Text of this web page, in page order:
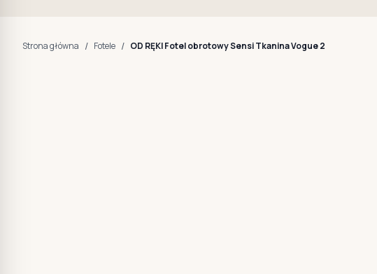
Strona główna / Fotele / OD RĘKI Fotel obrotowy Sensi Tkanina Vogue 2